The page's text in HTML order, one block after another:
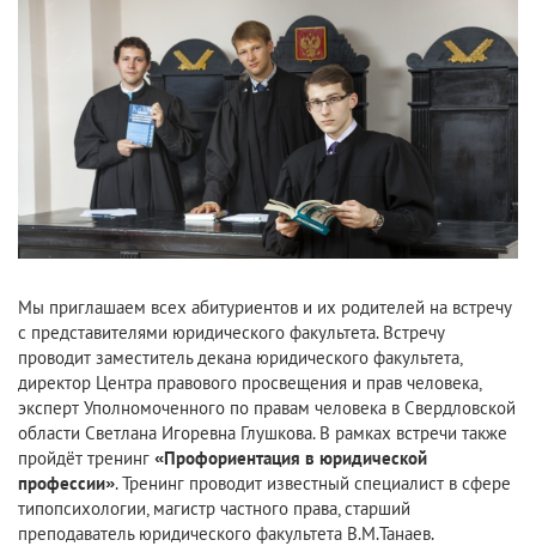
Мы приглашаем всех абитуриентов и их родителей на встречу
с представителями юридического факультета. Встречу
проводит заместитель декана юридического факультета,
директор Центра правового просвещения и прав человека,
эксперт Уполномоченного по правам человека в Свердловской
области Светлана Игоревна Глушкова. В рамках встречи также
пройдёт тренинг «Профориентация в юридической
профессии». Тренинг проводит известный специалист в сфере
типопсихологии, магистр частного права, старший
преподаватель юридического факультета В.М.Танаев.